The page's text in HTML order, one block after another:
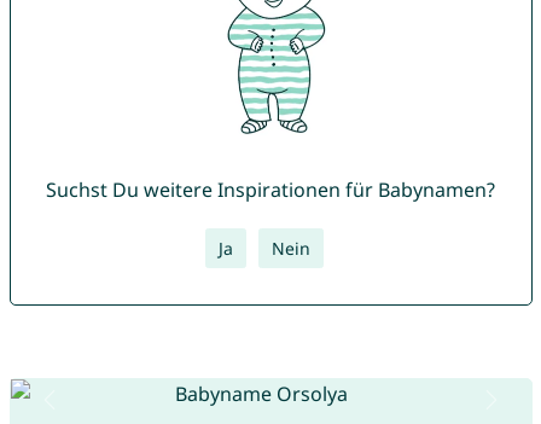
Suchst Du weitere Inspirationen für Babynamen?
Ja Nein